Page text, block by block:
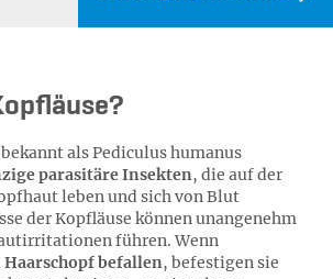
als Pediculus humanus
parasitäre Insekten, die auf der
leben und sich von Blut
der Kopfläuse können unangenehm
führen. Wenn
Haarschopf befallen, befestigen sie